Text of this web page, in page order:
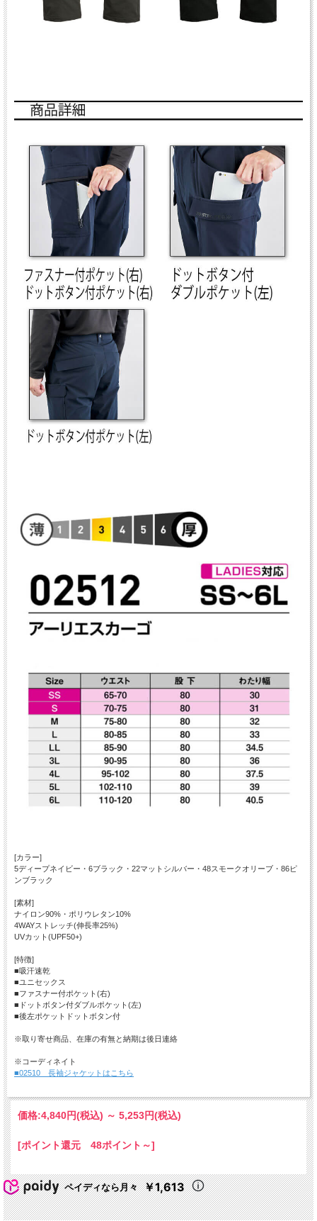
[カラー]
5ディープネイビー・6ブラック・22マットシルバー・48スモークオリーブ・86ピ
ンブラック
[素材]
ナイロン90%・ポリウレタン10%
4WAYストレッチ(伸長率25%)
UVカット(UPF50+)
[特徴]
■吸汗速乾
■ユニセックス
■ファスナー付ポケット(右)
■ドットボタン付ダブルポケット(左)
■後左ポケットドットボタン付
※取り寄せ商品、在庫の有無と納期は後日連絡
※コーディネイト
■02510 長袖ジャケットはこちら
価格:4,840円(税込) ～ 5,253円(税込)
[ポイント還元 48ポイント～]
ペイディなら月々 ￥1,613